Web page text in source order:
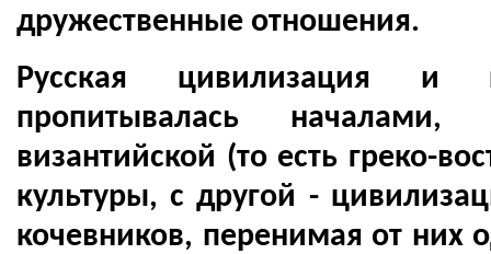
дружественные отношения.
Русская цивилизация и
пропитывалась
византийской (то есть греко-
культуры, с другой -
кочевников, перенимая от них